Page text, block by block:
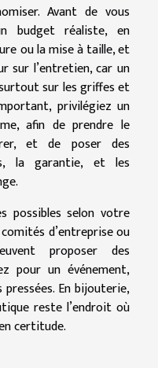
Avant de vous
budget réaliste, en
ou la mise à taille, et
sur l’entretien, car un
sur les griffes et
privilégiez un
afin de prendre le
et de poser des
la garantie, et les
possibles selon votre
d’entreprise ou
proposer des
pour un événement,
En bijouterie,
reste l’endroit où
certitude.